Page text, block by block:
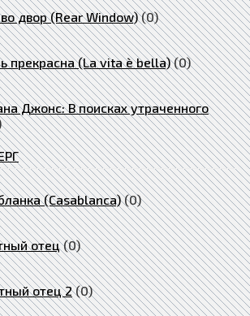
двор (Rear Window) (0)
прекрасна (La vita è bella) (0)
Джонс: В поисках утраченного
(Casablanca) (0)
отец (0)
отец 2 (0)